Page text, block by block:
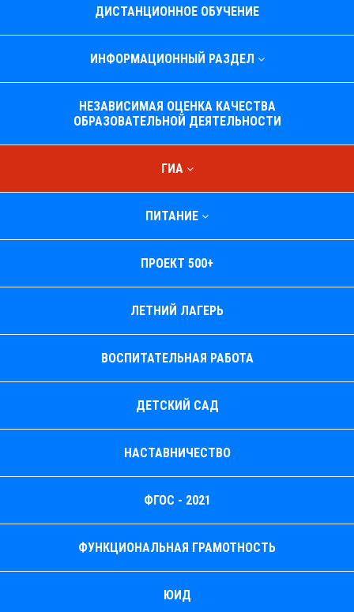
ДИСТАНЦИОННОЕ ОБУЧЕНИЕ
ИНФОРМАЦИОННЫЙ РАЗДЕЛ
НЕЗАВИСИМАЯ ОЦЕНКА КАЧЕСТВА
ОБРАЗОВАТЕЛЬНОЙ ДЕЯТЕЛЬНОСТИ
ГИА
ПИТАНИЕ
ПРОЕКТ 500+
ЛЕТНИЙ ЛАГЕРЬ
ВОСПИТАТЕЛЬНАЯ РАБОТА
ДЕТСКИЙ САД
НАСТАВНИЧЕСТВО
ФГОС - 2021
ФУНКЦИОНАЛЬНАЯ ГРАМОТНОСТЬ
ЮИД